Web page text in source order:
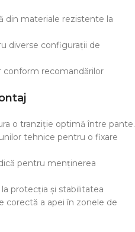
din materiale rezistente la
diverse configurații de
conform recomandărilor
o tranziție optimă între pante.
tehnice pentru o fixare
pentru menținerea
protecția și stabilitatea
corectă a apei în zonele de